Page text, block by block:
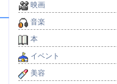
映画
音楽
本
イベント
美容